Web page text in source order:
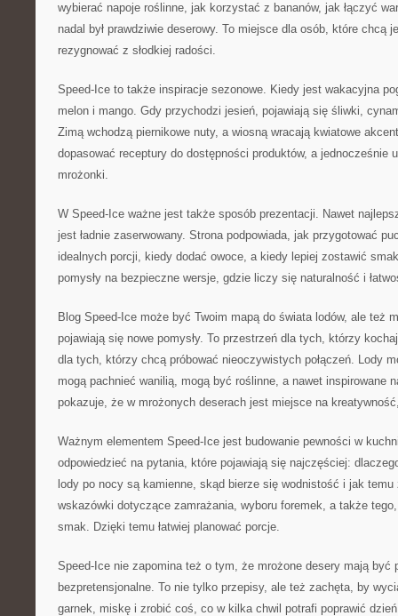
wybierać napoje roślinne, jak korzystać z bananów, jak łączyć
nadal był prawdziwie deserowy. To miejsce dla osób, które chcą
rezygnować z słodkiej radości.
Speed-Ice to także inspiracje sezonowe. Kiedy jest wakacyjna
melon i mango. Gdy przychodzi jesień, pojawiają się śliwki,
Zimą wchodzą piernikowe nuty, a wiosną wracają kwiatowe
dopasować receptury do dostępności produktów, a jednocześnie
mrożonki.
W Speed-Ice ważne jest także sposób prezentacji. Nawet
jest ładnie zaserwowany. Strona podpowiada, jak przygotować
idealnych porcji, kiedy dodać owoce, a kiedy lepiej zostawić
pomysły na bezpieczne wersje, gdzie liczy się naturalność i
Blog Speed-Ice może być Twoim mapą do świata lodów, ale też
pojawiają się nowe pomysły. To przestrzeń dla tych, którzy
dla tych, którzy chcą próbować nieoczywistych połączeń. Lody
mogą pachnieć wanilią, mogą być roślinne, a nawet inspirowane
pokazuje, że w mrożonych deserach jest miejsce na
Ważnym elementem Speed-Ice jest budowanie pewności w
odpowiedzieć na pytania, które pojawiają się najczęściej:
lody po nocy są kamienne, skąd bierze się wodnistość i jak
wskazówki dotyczące zamrażania, wyboru foremek, a także
smak. Dzięki temu łatwiej planować porcje.
Speed-Ice nie zapomina też o tym, że mrożone desery mają być
bezpretensjonalne. To nie tylko przepisy, ale też zachęta, by
garnek, miskę i zrobić coś, co w kilka chwil potrafi poprawić